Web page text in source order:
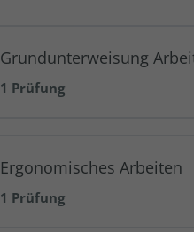
Grundunterweisung
1 Prüfung
Ergonomisches Arbeiten
1 Prüfung